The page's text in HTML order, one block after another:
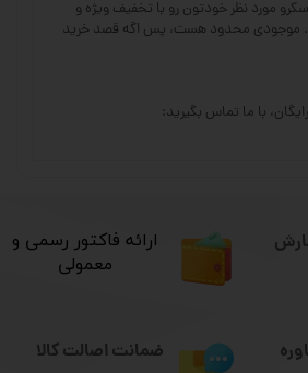
مورد نظر خودتون رو با تخفیف ویژه و
موجودی محدود هست، پس اگه قصد خرید
با ما تماس بگیرید:
​ارائه فاکتور رسمی و
معمولی
ضمانت اصالت کالا